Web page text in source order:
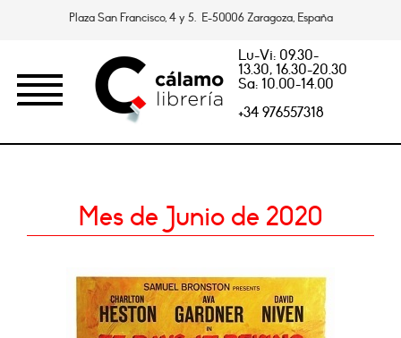
Plaza San Francisco, 4 y 5. E-50006 Zaragoza, España
Lu-Vi: 09.30-
13.30, 16.30-20.30
Sa: 10.00-14.00
+34 976557318
Mes de Junio de 2020